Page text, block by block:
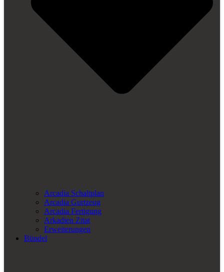
Arcadia Schaltplan
Arcadia Gurtzeug
Arcadia Fertigung
Arkadien Zitat
Erweiterungen
Bündel